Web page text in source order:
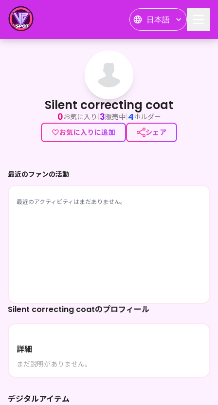
日本語
Silent correcting coat
Silent correcting coat
0お気に入り |3販売中|4ホルダー
お気に入りに追加
シェア
Silent correcting coatのプロフィール
詳細
まだ説明がありません。
デジタルアイテム
最近のファンの活動
最近のアクティビティはまだありません。